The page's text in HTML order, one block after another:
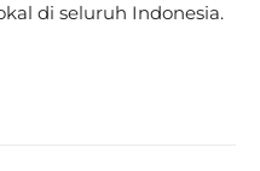
di seluruh Indonesia.